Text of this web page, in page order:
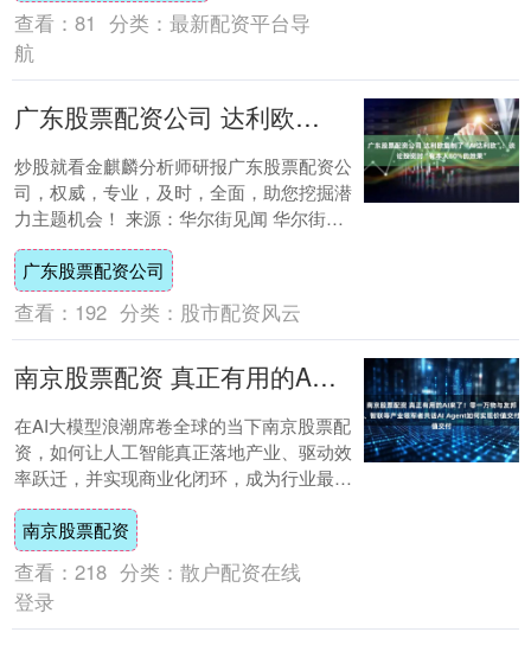
查看： 81 分类： 最新配资平台导
航
广东股票配资公司 达利欧复制了“AI达利欧”：谈论投资时“有本人80%的效果”
炒股就看金麒麟分析师研报广东股票配资公
司，权威，专业，及时，全面，助您挖掘潜
力主题机会！ 来源：华尔街见闻 华尔街亿
万富翁、桥水基金创始人达利欧（Ray
Dal....
广东股票配资公司
查看： 192 分类： 股市配资风云
南京股票配资 真正有用的AI来了！零一万物与友邦、智联等产业领军者共话AI Agent如何实现价值交付
在AI大模型浪潮席卷全球的当下南京股票配
资，如何让人工智能真正落地产业、驱动效
率跃迁，并实现商业化闭环，成为行业最核
心的命题。 近日，零一万物在上海举办元启
上海....
南京股票配资
查看： 218 分类： 散户配资在线
登录